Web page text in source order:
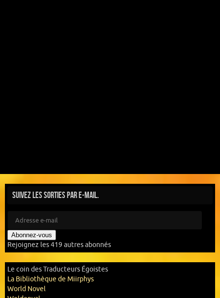
Suivez les sorties par e-mail.
Abonnez-vous
Rejoignez les 419 autres abonnés
Le coin des Traducteurs Égoistes
La Bibliothèque de Miirphys
World Novel